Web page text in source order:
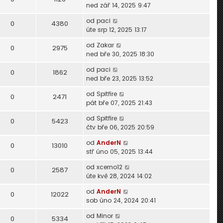
ned zář 14, 2025 9:47
0 4380 od paci
úte srp 12, 2025 13:17
0 2975 od Zakar
ned bře 30, 2025 18:30
0 1862 od paci
ned bře 23, 2025 13:52
0 2471 od Spitfire
pát bře 07, 2025 21:43
0 5423 od Spitfire
čtv bře 06, 2025 20:59
0 13010 od AnderN
stř úno 05, 2025 13:44
0 2587 od xcerno12
úte kvě 28, 2024 14:02
0 12022 od AnderN
sob úno 24, 2024 20:41
0 5334 od Minor